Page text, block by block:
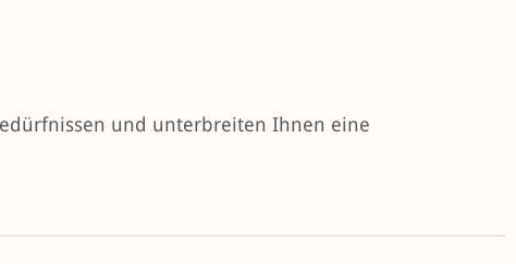
und unterbreiten Ihnen eine